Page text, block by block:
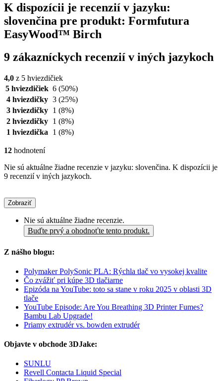
K dispozícii je recenzií v jazyku:
slovenčina pre produkt: Formfutura
EasyWood™ Birch
9 zákazníckych recenzií v iných jazykoch
4,0 z 5 hviezdičiek
5 hviezdičiek 6 (50%)
4 hviezdičky 3 (25%)
3 hviezdičky
1 (8%)
2 hviezdičky
1 (8%)
1 hviezdička
1 (8%)
12 hodnotení
Nie sú aktuálne žiadne recenzie v jazyku: slovenčina. K dispozícii je
9 recenzií v iných jazykoch.
Zobraziť
Nie sú aktuálne žiadne recenzie.
Buďte prvý a ohodnoťte tento produkt.
Z nášho blogu:
Polymaker PolySonic PLA: Rýchla tlač vo vysokej kvalite
Čo zvážiť pri kúpe 3D tlačiarne
Epizóda na YouTube: toto sa stane v roku 2025 v oblasti 3D
tlače
YouTube Episode: Are You Breathing 3D Printer Fumes?
Bambu Lab Upgrade!
Priamy extrudér vs. bowden extrudér
Objavte v obchode 3DJake:
SUNLU
Revell Contacta Liquid Special